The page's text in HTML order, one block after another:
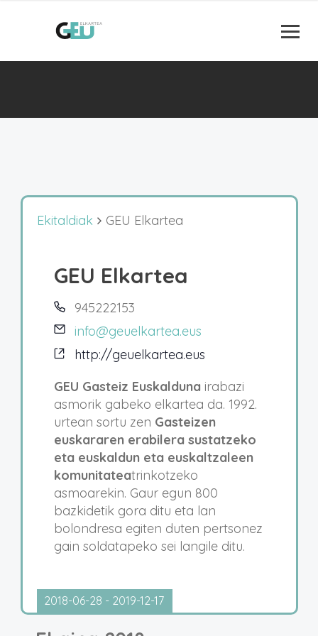
Ekitaldiak GEU Elkartea
GEU Elkartea
945222153
info@geuelkartea.eus
http://geuelkartea.eus
GEU Gasteiz Euskalduna irabazi
asmorik gabeko elkartea da. 1992.
urtean sortu zen Gasteizen
euskararen erabilera sustatzeko
eta euskaldun eta euskaltzaleen
komunitateatrinkotzeko
asmoarekin. Gaur egun 800
bazkidetik gora ditu eta lan
bolondresa egiten duten pertsonez
gain soldatapeko sei langile ditu.
2018-06-28 - 2019-12-17